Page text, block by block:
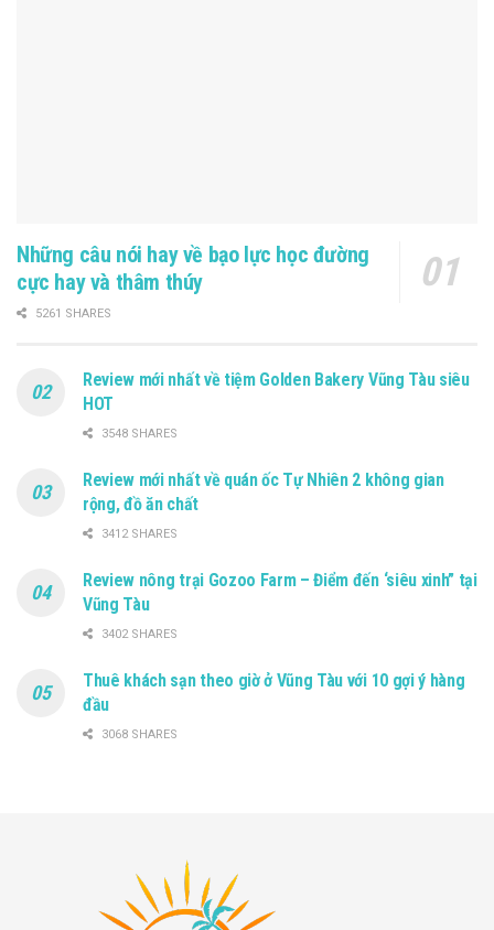
Những câu nói hay về bạo lực học đường
cực hay và thâm thúy
5261 SHARES
Review mới nhất về tiệm Golden Bakery Vũng Tàu siêu
HOT
3548 SHARES
Review mới nhất về quán ốc Tự Nhiên 2 không gian
rộng, đồ ăn chất
3412 SHARES
Review nông trại Gozoo Farm – Điểm đến ‘siêu xinh” tại
Vũng Tàu
3402 SHARES
Thuê khách sạn theo giờ ở Vũng Tàu với 10 gợi ý hàng
đầu
3068 SHARES